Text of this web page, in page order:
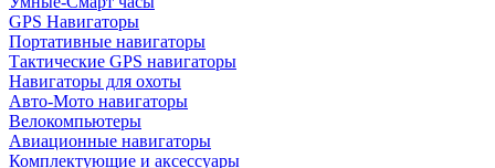
GPS Навигаторы
Портативные навигаторы
Тактические GPS навигаторы
Навигаторы для охоты
Авто-Мото навигаторы
Велокомпьютеры
Авиационные навигаторы
Комплектующие и аксессуары